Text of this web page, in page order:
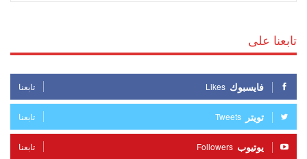
تابعنا على
فايسبوك Likes تابعنا
تويتر Tweets تابعنا
يوتيوب Followers تابعنا